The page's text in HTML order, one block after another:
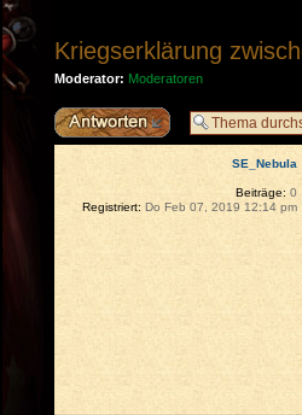
Kriegserklärung
Moderator: Moderatoren
Antwort erstellen
SE_Nebula
Beiträge: 0
Registriert: Do Feb 07, 2019 12:14 pm